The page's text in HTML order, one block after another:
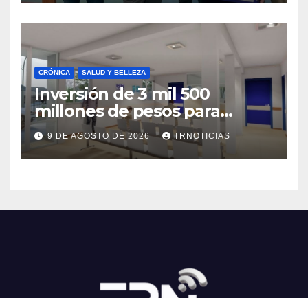
CRÓNICA SALUD Y BELLEZA
Inversión de 3 mil 500
millones de pesos para
mejorar el Cesfam
Astaburuaga
9 DE AGOSTO DE 2026 TRNOTICIAS